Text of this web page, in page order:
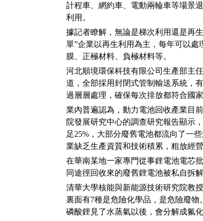
計程車、網約車、電動兩輪車等場景
利用。
據記者瞭解，無論是梯次利用還是再
單”企業以再生利用為主，每年可以
膜、正極材料、負極材料等。
河北順境環保科技有限公司生產部主
道，全部採用封閉式管制輸送系統，
過層層處理，確保每次排放都符合國
業內普遍認為，動力電池回收產業目
院發展研究中心的調查研究報告顯示
足25%，大部分廢舊電池都流向了一
業缺乏生產資質和技術積累，粗放經
在華南某地一家專門從事鋰電池電芯
同途徑回收來的廢舊鋰電池被私自拆
清華大學核能與新能源技術研究院教
裏面有7種是危險化學品，是危險廢
磷酸鋰見了水蒸氣以後，會分解成氟化